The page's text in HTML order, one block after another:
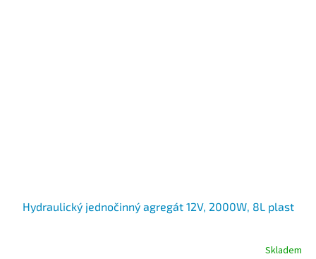
Hydraulický jednočinný agregát 12V, 2000W, 8L plast
Skladem